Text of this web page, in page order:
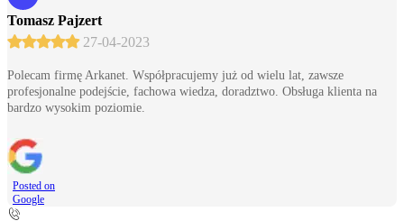
Tomasz Pajzert
27-04-2023
Polecam firmę Arkanet. Współpracujemy już od wielu lat, zawsze
profesjonalne podejście, fachowa wiedza, doradztwo. Obsługa klienta na
bardzo wysokim poziomie.
Posted on
Google